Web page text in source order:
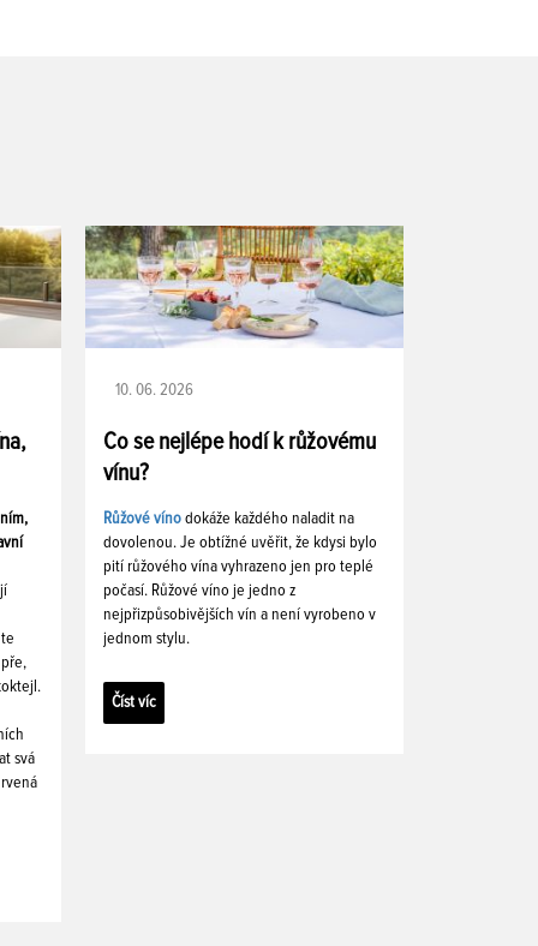
svá
10. 06. 2026
Co se nejlépe hodí k růžovému
vínu?
Růžové víno dokáže každého naladit na
dovolenou. Je obtížné uvěřit, že kdysi bylo
pití růžového vína vyhrazeno jen pro teplé
počasí. Růžové víno je jedno z
nejpřizpůsobivějších vín a není vyrobeno v
jednom stylu.
Číst víc